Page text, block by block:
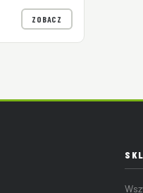
ZOBACZ